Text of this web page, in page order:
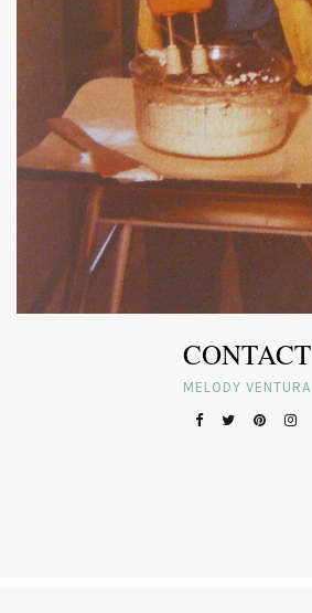
CONTACT
MELODY VENTURA